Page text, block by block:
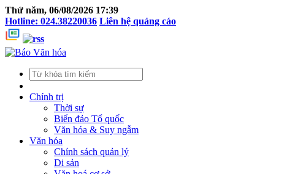
Thứ năm, 06/08/2026 17:39
Hotline: 024.38220036 Liên hệ quảng cáo
Chính trị
Thời sự
Biển đảo Tổ quốc
Văn hóa & Suy ngẫm
Văn hóa
Chính sách quản lý
Di sản